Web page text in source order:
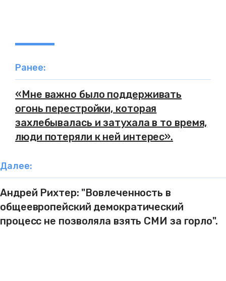
Ранее:
«Мне важно было поддерживать
огонь перестройки, которая
захлебывалась и затухала в то время,
люди потеряли к ней интерес».
Далее:
Андрей Рихтер: "Вовлеченность в
общеевропейский демократический
процесс не позволяла взять СМИ за горло".